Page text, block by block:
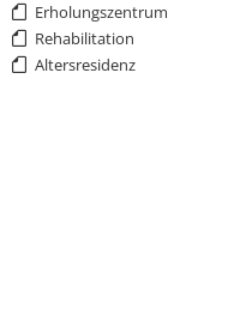
Erholungszentrum
Rehabilitation
Altersresidenz